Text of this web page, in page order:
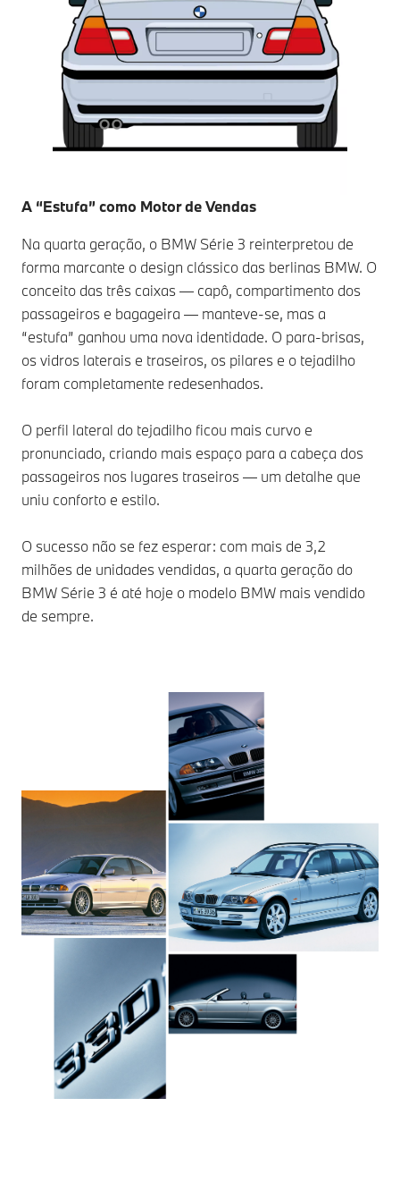
A “Estufa” como Motor de Vendas
Na quarta geração, o BMW Série 3 reinterpretou de
forma marcante o design clássico das berlinas BMW. O
conceito das três caixas — capô, compartimento dos
passageiros e bagageira — manteve-se, mas a
“estufa” ganhou uma nova identidade. O para-brisas,
os vidros laterais e traseiros, os pilares e o tejadilho
foram completamente redesenhados.
O perfil lateral do tejadilho ficou mais curvo e
pronunciado, criando mais espaço para a cabeça dos
passageiros nos lugares traseiros — um detalhe que
uniu conforto e estilo.
O sucesso não se fez esperar: com mais de 3,2
milhões de unidades vendidas, a quarta geração do
BMW Série 3 é até hoje o modelo BMW mais vendido
de sempre.